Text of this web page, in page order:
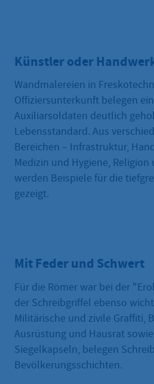
Künstler oder
Wandmalereien in
Offiziersunterkunft belegen
Auxiliarsoldaten deutlich
Lebensstandard. Aus
Bereichen – Infrastruktur,
Medizin und Hygiene, Religion
werden Beispiele für die
gezeigt.
Mit Feder und Schwert
Für die Römer war bei der
der Schreibgriffel ebenso
Militärische und zivile Graffiti,
Ausrüstung und Hausrat
Siegelkapseln, belegen
Bevölkerungsschichten.